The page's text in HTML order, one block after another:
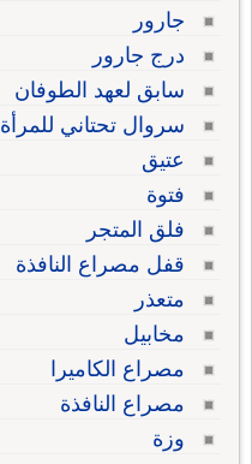
جارور
درج جارور
سابق لعهد الطوفان
سروال تحتاني للمرأة
عتيق
فتوة
فلق المتجر
قفل مصراع النافذة
متعذر
مخابيل
مصراع الكاميرا
مصراع النافذة
وزة